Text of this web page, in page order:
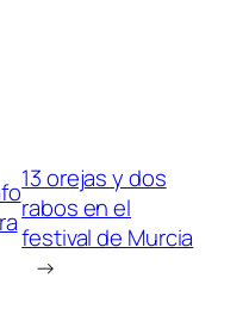
13 orejas y dos
rabos en el
festival de Murcia
→